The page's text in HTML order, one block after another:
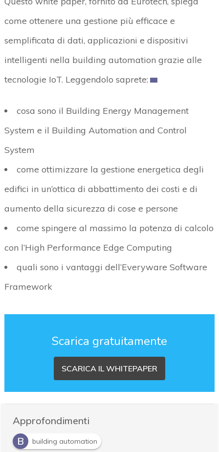
come ottenere una gestione più efficace e
semplificata di dati, applicazioni e dispositivi
intelligenti nella building automation grazie alle
tecnologie IoT. Leggendolo saprete:
cosa sono il Building Energy Management
System e il Building Automation and Control
System
come ottimizzare la gestione energetica degli
edifici in un’ottica di abbattimento dei costi e di
aumento della sicurezza di cose e persone
come spingere al massimo la potenza di calcolo
con l’High Performance Edge Computing
quali sono i vantaggi dell’Everyware Software
Framework
Scarica gratuitamente
SCARICA IL WHITEPAPER
Approfondimenti
B
building automation